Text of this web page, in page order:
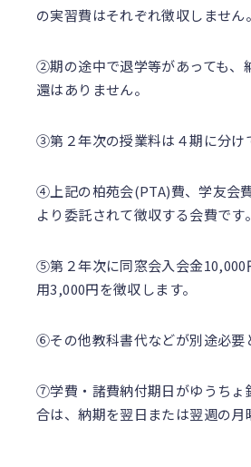
の実習費はそれぞれ徴収しません。
②期の途中で退学等があっても、
還はありません。
③第２年次の授業料は４期に分け
④上記の柏苑会(PTA)費、学友会
より委託されて徴収する会費です。
⑤第２年次に同窓会入会金10,000
用3,000円を徴収します。
⑥その他教科書代などが別途必要
⑦学費・諸費納付期日がゆうちょ
合は、納期を翌日または翌週の月